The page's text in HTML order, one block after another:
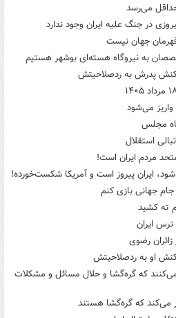
در جنگ علیه ایران وجود ندارد
قهرمان جهان نیست
به نیروگاه هسته‌ای بوشهر هستیم
پدرش به ردصلاحیتش
می‌شود
استقلال
مردم ایران است!
ایران پیروز است و آمریکا شکست‌خورده!
جهانی بازی کنم
ته‌ کشید
ایران
رضوی
او به ردصلاحیتش
که گره‌گشا و حلال مسائل و مشکلات
می‌کند که گره‌گشا هستند